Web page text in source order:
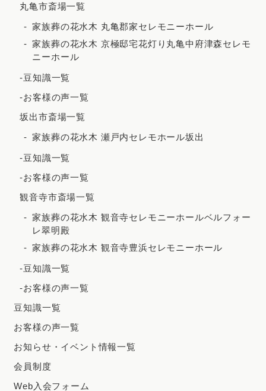
2021年4月
2021年3月
2021年2月
2020年12月
2020年8月
2020年7月
丸亀市斎場一覧
家族葬の花水木 丸亀郡家セレモニーホール
家族葬の花水木 京極邸宅花灯り丸亀中府津森セレモ
ニーホール
-豆知識一覧
-お客様の声一覧
坂出市斎場一覧
家族葬の花水木 瀬戸内セレモホール坂出
-豆知識一覧
-お客様の声一覧
観音寺市斎場一覧
家族葬の花水木 観音寺セレモニーホールベルフォー
レ翠明殿
家族葬の花水木 観音寺豊浜セレモニーホール
-豆知識一覧
-お客様の声一覧
豆知識一覧
お客様の声一覧
お知らせ・イベント情報一覧
会員制度
Web入会フォーム